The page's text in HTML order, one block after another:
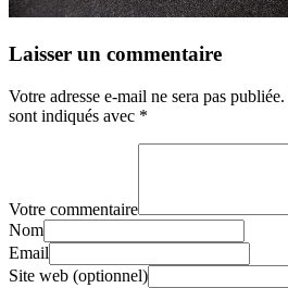
Laisser un commentaire
Votre adresse e-mail ne sera pas publiée.
sont indiqués avec *
Votre commentaire
Nom
Email
Site web (optionnel)